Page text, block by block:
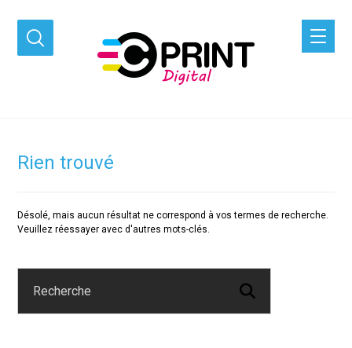
Rien trouvé
Désolé, mais aucun résultat ne correspond à vos termes de recherche.
Veuillez réessayer avec d'autres mots-clés.